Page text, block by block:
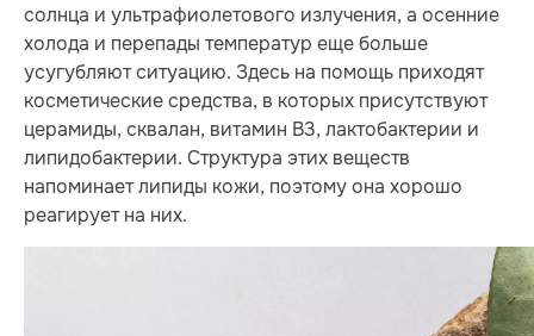
солнца и ультрафиолетового излучения, а осенние
холода и перепады температур еще больше
усугубляют ситуацию. Здесь на помощь приходят
косметические средства, в которых присутствуют
церамиды, сквалан, витамин B3, лактобактерии и
липидобактерии. Структура этих веществ
напоминает липиды кожи, поэтому она хорошо
реагирует на них.